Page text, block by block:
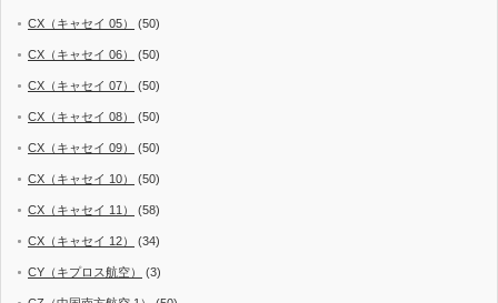
CX（キャセイ 05） (50)
CX（キャセイ 06） (50)
CX（キャセイ 07） (50)
CX（キャセイ 08） (50)
CX（キャセイ 09） (50)
CX（キャセイ 10） (50)
CX（キャセイ 11） (58)
CX（キャセイ 12） (34)
CY（キプロス航空） (3)